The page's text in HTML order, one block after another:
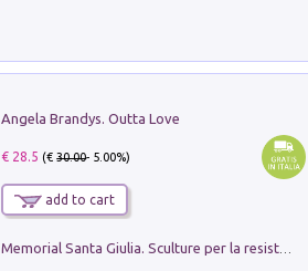
Angela Brandys. Outta Love
€ 28.5 (€30.00- 5.00%)
add to cart